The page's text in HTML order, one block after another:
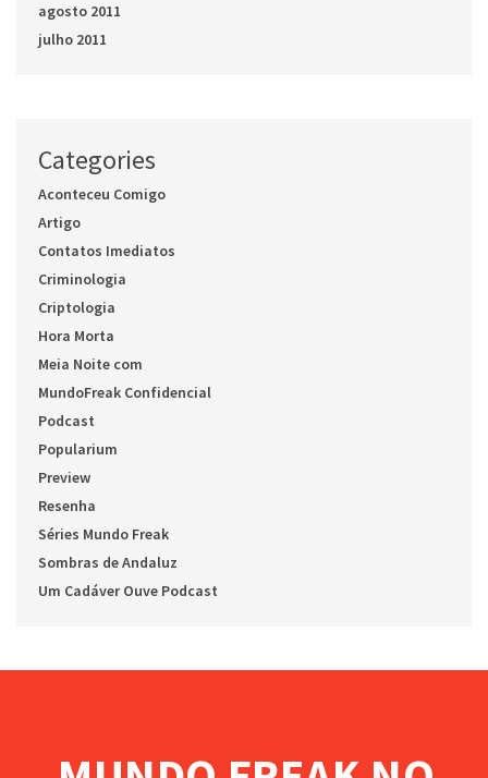
agosto 2011
julho 2011
Categories
Aconteceu Comigo
Artigo
Contatos Imediatos
Criminologia
Criptologia
Hora Morta
Meia Noite com
MundoFreak Confidencial
Podcast
Popularium
Preview
Resenha
Séries Mundo Freak
Sombras de Andaluz
Um Cadáver Ouve Podcast